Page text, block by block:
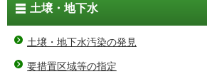
土壌・地下水
土壌・地下水汚染の発見
要措置区域等の指定